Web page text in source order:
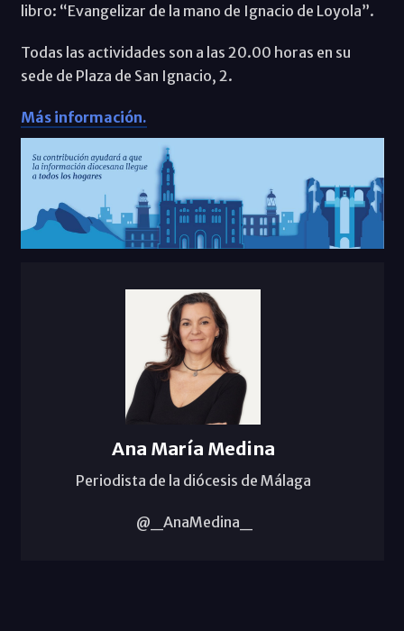
libro: “Evangelizar de la mano de Ignacio de Loyola”.
Todas las actividades son a las 20.00 horas en su
sede de Plaza de San Ignacio, 2.
Más información.
Ana María Medina
Periodista de la diócesis de Málaga
@_AnaMedina_